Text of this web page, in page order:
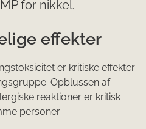
for nikkel.
effekter
er kritiske effekter
Opblussen af
reaktioner er kritisk
personer.